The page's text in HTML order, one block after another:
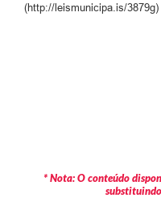
(http://leismunicipa.is/
* Nota: O conteúdo